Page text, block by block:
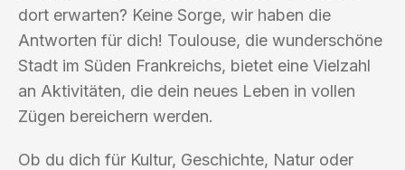
dort erwarten? Keine Sorge, wir haben die
Antworten für dich! Toulouse, die wunderschöne
Stadt im Süden Frankreichs, bietet eine Vielzahl
an Aktivitäten, die dein neues Leben in vollen
Zügen bereichern werden.
Ob du dich für Kultur, Geschichte, Natur oder